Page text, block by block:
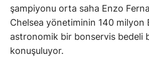
şampiyonu orta saha Enzo
Chelsea yönetiminin 140 milyon
astronomik bir bonservis bedeli
konuşuluyor.